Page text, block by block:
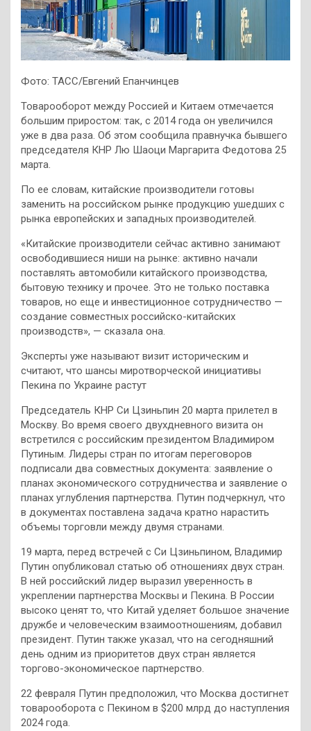
Фото: ТАСС/Евгений Епанчинцев
Товарооборот между Россией и Китаем отмечается
большим приростом: так, с 2014 года он увеличился
уже в два раза. Об этом сообщила правнучка бывшего
председателя КНР Лю Шаоци Маргарита Федотова 25
марта.
По ее словам, китайские производители готовы
заменить на российском рынке продукцию ушедших с
рынка европейских и западных производителей.
«Китайские производители сейчас активно занимают
освободившиеся ниши на рынке: активно начали
поставлять автомобили китайского производства,
бытовую технику и прочее. Это не только поставка
товаров, но еще и инвестиционное сотрудничество —
создание совместных российско-китайских
производств», — сказала она.
Эксперты уже называют визит историческим и
считают, что шансы миротворческой инициативы
Пекина по Украине растут
Председатель КНР Си Цзиньпин 20 марта прилетел в
Москву. Во время своего двухдневного визита он
встретился с российским президентом Владимиром
Путиным. Лидеры стран по итогам переговоров
подписали два совместных документа: заявление о
планах экономического сотрудничества и заявление о
планах углубления партнерства. Путин подчеркнул, что
в документах поставлена задача кратно нарастить
объемы торговли между двумя странами.
19 марта, перед встречей с Си Цзиньпином, Владимир
Путин опубликовал статью об отношениях двух стран.
В ней российский лидер выразил уверенность в
укреплении партнерства Москвы и Пекина. В России
высоко ценят то, что Китай уделяет большое значение
дружбе и человеческим взаимоотношениям, добавил
президент. Путин также указал, что на сегодняшний
день одним из приоритетов двух стран является
торгово-экономическое партнерство.
22 февраля Путин предположил, что Москва достигнет
товарооборота с Пекином в $200 млрд до наступления
2024 года.